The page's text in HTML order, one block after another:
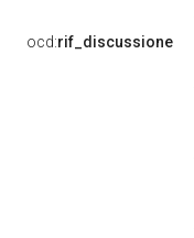
ocd:rif_discussione